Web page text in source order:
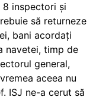
8 inspectori și
să returneze
bani acordați
navetei, timp de
general,
aceea nu
ISJ ne-a cerut să